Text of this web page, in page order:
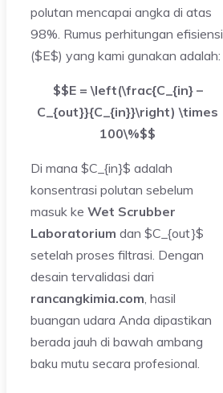
polutan mencapai angka di atas
98%. Rumus perhitungan efisiensi
($E$) yang kami gunakan adalah:
$$E = \left(\frac{C_{in} –
C_{out}}{C_{in}}\right) \times
100\%$$
Di mana $C_{in}$ adalah
konsentrasi polutan sebelum
masuk ke Wet Scrubber
Laboratorium dan $C_{out}$
setelah proses filtrasi. Dengan
desain tervalidasi dari
rancangkimia.com, hasil
buangan udara Anda dipastikan
berada jauh di bawah ambang
baku mutu secara profesional.